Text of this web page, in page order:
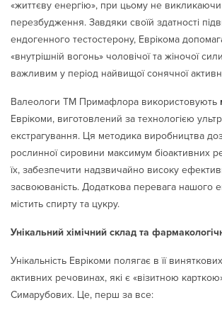
«життєву енергію», при цьому не
перезбудження. Завдяки своїй здатності
ендогенного тестостерону, Еврікома
«внутрішній вогонь» чоловічої та жіночої
важливим у період найвищої сонячної
Валеологи ТМ Примафлора використовують
Еврікоми, виготовлений за технологією
екстрагування. Ця методика виробництва
рослинної сировини максимум біоактивних
їх, забезпечити надзвичайно високу
засвоюваність. Додаткова перевага нашого
містить спирту та цукру.
Унікальний хімічний склад та
Унікальність Еврікоми полягає в її
активних речовинах, які є «візитною
Симарубових. Це, перш за все: